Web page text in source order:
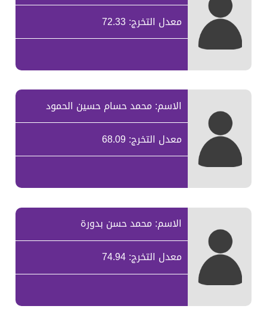
معدل التخرج: 72.33
الاسم: محمد حسام حسين الحمود
معدل التخرج: 68.09
الاسم: محمد حسن بدورة
معدل التخرج: 74.94